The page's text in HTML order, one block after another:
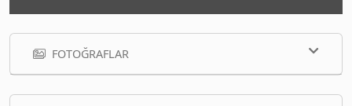
FOTOĞRAFLAR